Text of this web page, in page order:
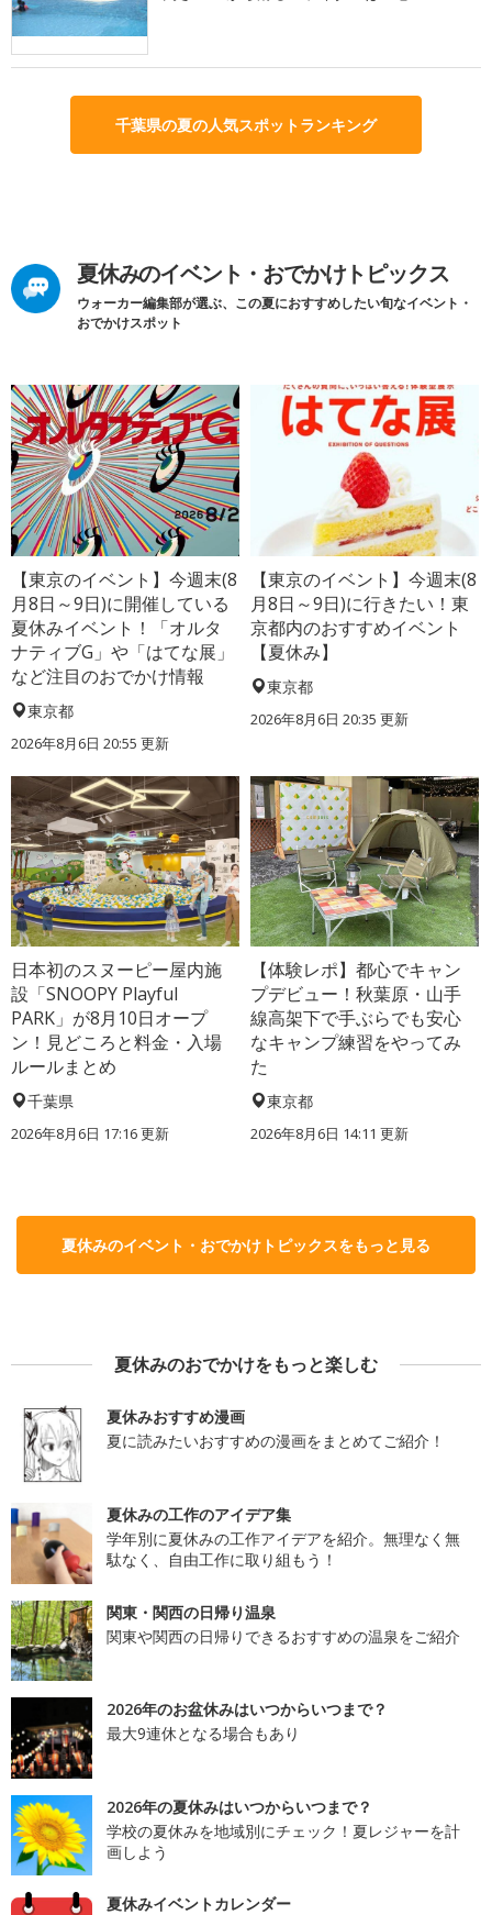
千葉県の夏の人気スポットランキング
夏休みのイベント・おでかけトピックス
ウォーカー編集部が選ぶ、この夏におすすめしたい旬なイベント・
おでかけスポット
【東京のイベント】今週末(8
月8日～9日)に開催している
夏休みイベント！「オルタ
ナティブG」や「はてな展」
など注目のおでかけ情報
東京都
2026年8月6日 20:55 更新
【東京のイベント】今週末(8
月8日～9日)に行きたい！東
京都内のおすすめイベント
【夏休み】
東京都
2026年8月6日 20:35 更新
日本初のスヌーピー屋内施
設「SNOOPY Playful
PARK」が8月10日オープ
ン！見どころと料金・入場
ルールまとめ
千葉県
2026年8月6日 17:16更新
【体験レポ】都心でキャン
プデビュー！秋葉原・山手
線高架下で手ぶらでも安心
なキャンプ練習をやってみ
た
東京都
2026年8月6日 14:11 更新
夏休みのイベント・おでかけトピックスをもっと見る
夏休みのおでかけをもっと楽しむ
夏休みおすすめ漫画
夏に読みたいおすすめの漫画をまとめてご紹介！
夏休みの工作のアイデア集
学年別に夏休みの工作アイデアを紹介。無理なく無
駄なく、自由工作に取り組もう！
関東・関西の日帰り温泉
関東や関西の日帰りできるおすすめの温泉をご紹介
2026年のお盆休みはいつからいつまで？
最大9連休となる場合もあり
2026年の夏休みはいつからいつまで？
学校の夏休みを地域別にチェック！夏レジャーを計
画しよう
夏休みイベントカレンダー